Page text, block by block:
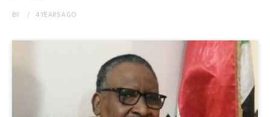
BY 4 YEARSAGO